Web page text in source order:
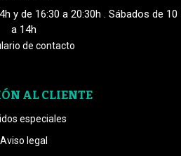
y de 16:30 a 20:30h . Sábados de 10
a 14h
de contacto
AL CLIENTE
especiales
Aviso legal